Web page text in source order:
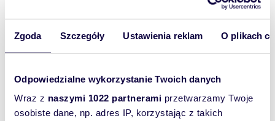
Zgoda Szczegóły Ustawienia reklam O plikach
Odpowiedzialne wykorzystanie Twoich danych
Wraz z naszymi 1022 partnerami przetwarzamy Twoje
osobiste dane, np. adres IP, korzystając z takich
szybko się z
Tobą
skontaktował!